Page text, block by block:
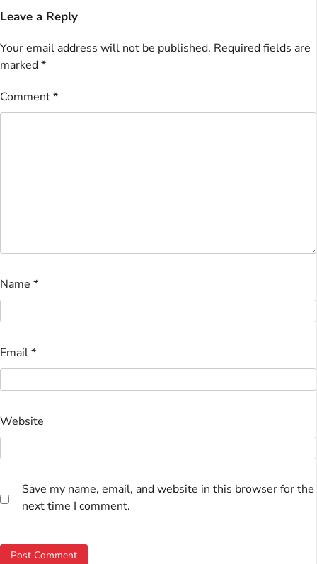
Leave a Reply
Your email address will not be published. Required fields are
marked*
Comment*
Name *
Email*
Website
Save my name, email, and website in this browser for the
next time I comment.